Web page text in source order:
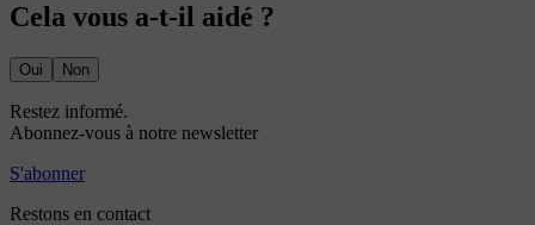
Cela vous a-t-il aidé ?
Oui Non